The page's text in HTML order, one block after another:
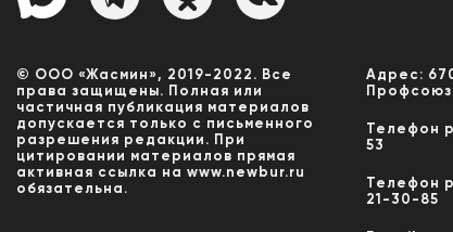
© ООО «Жасмин», 2019-2022. Все
права защищены. Полная или
частичная публикация материалов
допускается только с письменного
разрешения редакции. При
цитировании материалов прямая
активная ссылка на www.newbur.ru
обязательна.
Адрес:
Телефон
53
Телефон
21-30-85